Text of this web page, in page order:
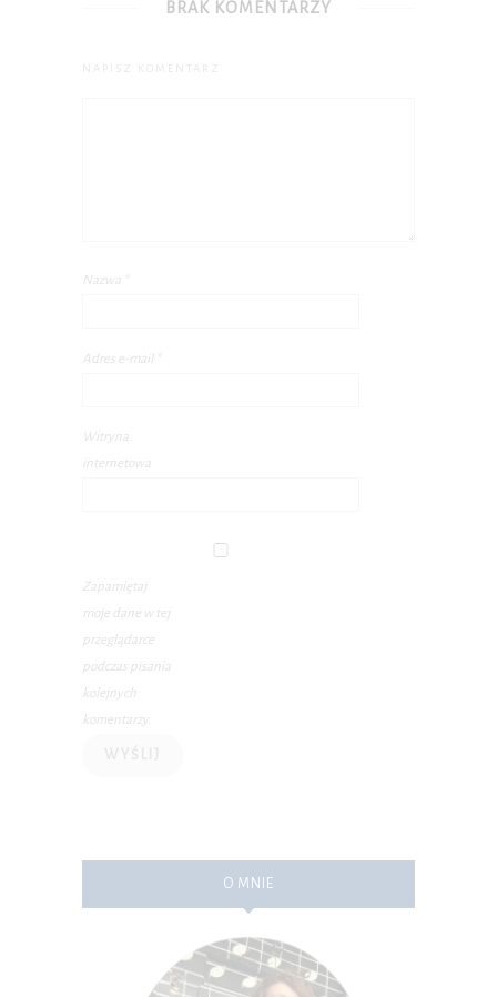
BRAK KOMENTARZY
Nazwa
Adres e-mail
Witryna
internetowa
Zapamiętaj
moje dane w tej
przeglądarce
podczas pisania
kolejnych
komentarzy.
O MNIE